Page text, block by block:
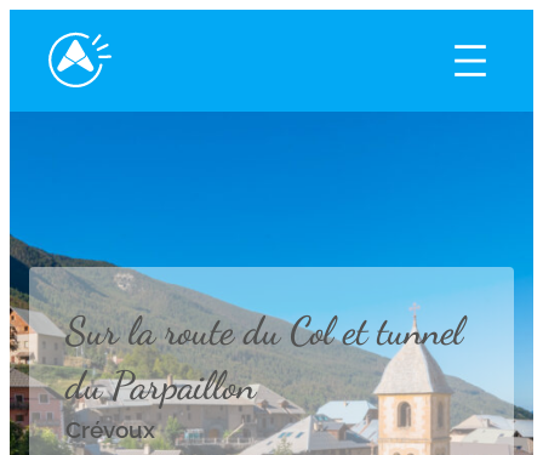
Sur la route du Col et tunnel
du Parpaillon
Crévoux